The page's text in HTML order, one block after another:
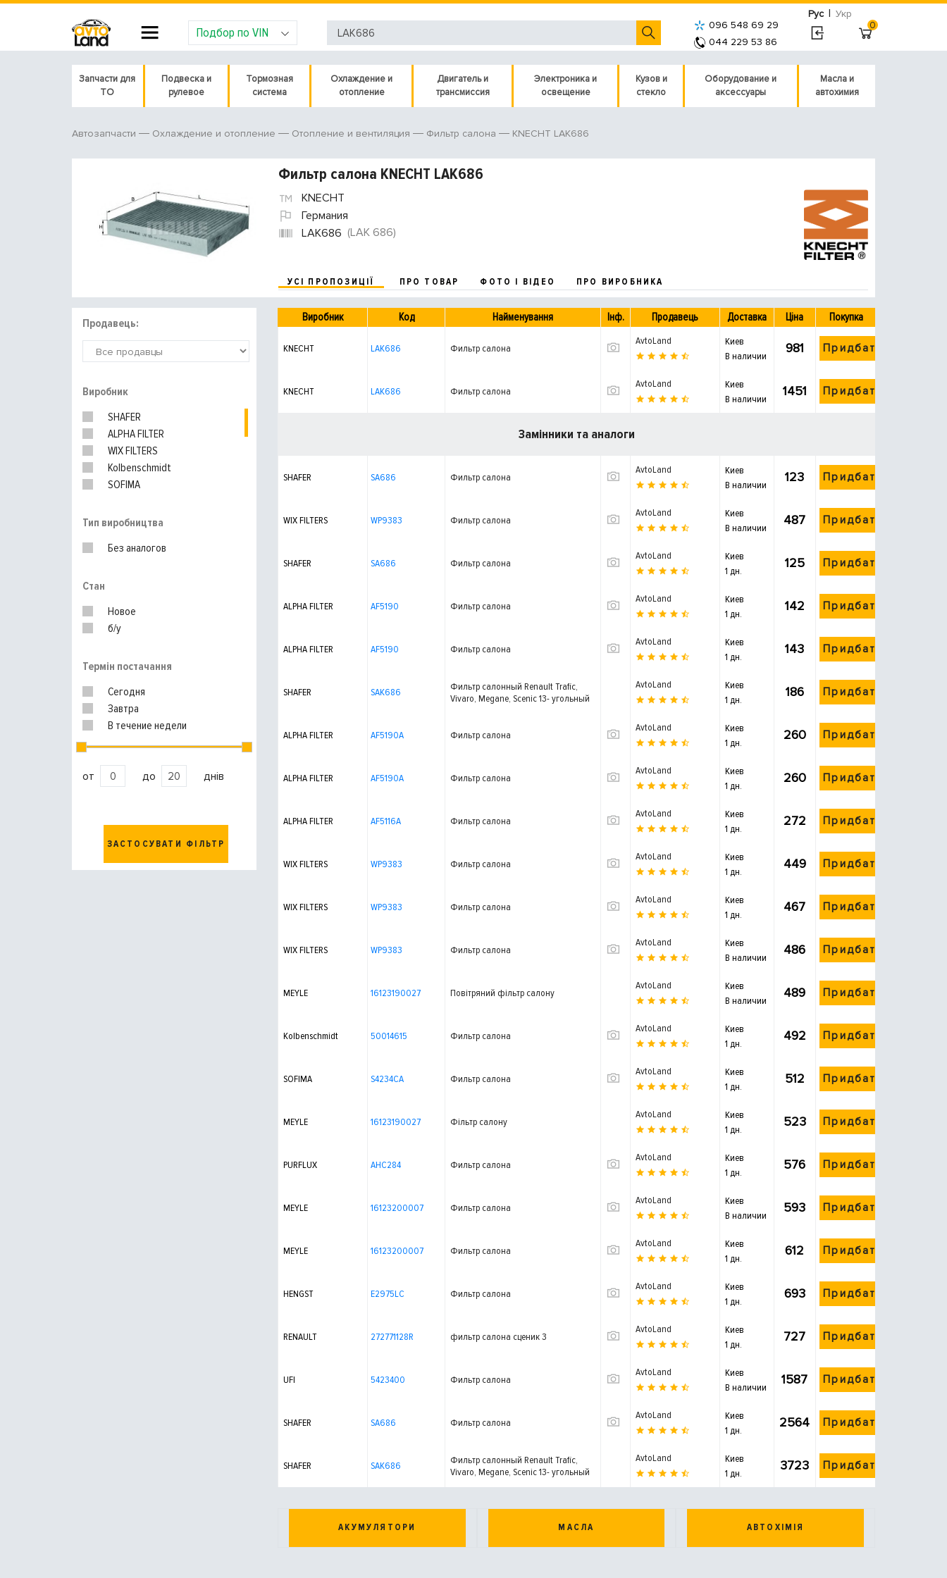
Рус | Укр
Подбор по VIN
096 548 69 29
044 229 53 86
0
Запчасти для
ТО
Подвеска и
рулевое
Тормозная
система
Охлаждение и
отопление
Двигатель и
трансмиссия
Электроника и
освещение
Кузов и
стекло
Оборудование и
аксессуары
Масла и
автохимия
Автозапчасти Охлаждение и отопление Отопление и вентиляция Фильтр салона KNECHT LAK686
Фильтр салона KNECHT LAK686
KNECHT
Германия
LAK686 (LAK 686)
УСІ ПРОПОЗИЦІЇ ПРО ТОВАР ФОТО І ВІДЕО ПРО ВИРОБНИКА
Продавець:
Виробник
SHAFER
ALPHA FILTER
WIX FILTERS
Kolbenschmidt
SOFIMA
PURFLUX
RENAULT
Тип виробництва
Без аналогов
Стан
Новое
б/у
Термін постачання
Сегодня
Завтра
В течение недели
от до днів
ЗАСТОСУВАТИ ФІЛЬТР
Виробник Код Найменування Інф. Продавець Доставка Ціна Покупка
KNECHT LAK686 Фильтр салона
AvtoLand
Киев
В наличии
981 Придбати
KNECHT LAK686 Фильтр салона
AvtoLand
Киев
В наличии
1451 Придбати
Замінники та аналоги
SHAFER SA686 Фильтр салона
AvtoLand
Киев
В наличии
123 Придбати
WIX FILTERS WP9383 Фильтр салона
AvtoLand
Киев
В наличии
487 Придбати
SHAFER SA686 Фильтр салона
AvtoLand
Киев
1 дн.
125 Придбати
ALPHA FILTER AF5190 Фильтр салона
AvtoLand
Киев
1 дн.
142 Придбати
ALPHA FILTER AF5190 Фильтр салона
AvtoLand
Киев
1 дн.
143 Придбати
SHAFER SAK686
Фильтр салонный Renault Trafic,
Vivaro, Megane, Scenic 13- угольный
AvtoLand
Киев
1 дн.
186 Придбати
ALPHA FILTER AF5190A Фильтр салона
AvtoLand
Киев
1 дн.
260 Придбати
ALPHA FILTER AF5190A Фильтр салона
AvtoLand
Киев
1 дн.
260 Придбати
ALPHA FILTER AF5116A Фильтр салона
AvtoLand
Киев
1 дн.
272 Придбати
WIX FILTERS WP9383 Фильтр салона
AvtoLand
Киев
1 дн.
449 Придбати
WIX FILTERS WP9383 Фильтр салона
AvtoLand
Киев
1 дн.
467 Придбати
WIX FILTERS WP9383 Фильтр салона
AvtoLand
Киев
В наличии
486 Придбати
MEYLE 16123190027 Повітряний фільтр салону
AvtoLand
Киев
В наличии
489 Придбати
Kolbenschmidt 50014615 Фильтр салона
AvtoLand
Киев
1 дн.
492 Придбати
SOFIMA S4234CA Фильтр салона
AvtoLand
Киев
1 дн.
512 Придбати
MEYLE 16123190027 Фільтр салону
AvtoLand
Киев
1 дн.
523 Придбати
PURFLUX AHC284 Фильтр салона
AvtoLand
Киев
1 дн.
576 Придбати
MEYLE 16123200007 Фильтр салона
AvtoLand
Киев
В наличии
593 Придбати
MEYLE 16123200007 Фильтр салона
AvtoLand
Киев
1 дн.
612 Придбати
HENGST E2975LC Фильтр салона
AvtoLand
Киев
1 дн.
693 Придбати
RENAULT 272771128R фильтр салона сценик 3
AvtoLand
Киев
1 дн.
727 Придбати
UFI 5423400 Фильтр салона
AvtoLand
Киев
В наличии
1587 Придбати
SHAFER SA686 Фильтр салона
AvtoLand
Киев
1 дн.
2564 Придбати
SHAFER SAK686
Фильтр салонный Renault Trafic,
Vivaro, Megane, Scenic 13- угольный
AvtoLand
Киев
1 дн.
3723 Придбати
АКУМУЛЯТОРИ МАСЛА АВТОХІМІЯ